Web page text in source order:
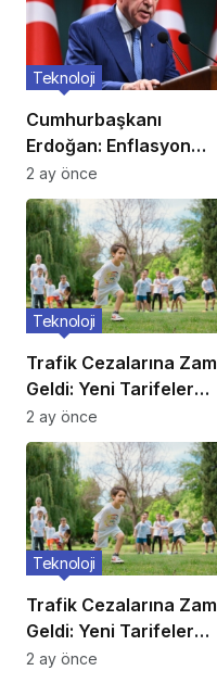
Cumhurbaşkanı
Erdoğan: Enflasyon
verileri umutlarımızı
artırdı
Teknoloji
2 ay önce
Trafik Cezalarına Zam
Geldi: Yeni Tarifeler
Belli Oldu
Teknoloji
2 ay önce
Trafik Cezalarına Zam
Geldi: Yeni Tarifeler
Belli Oldu
Teknoloji
2 ay önce